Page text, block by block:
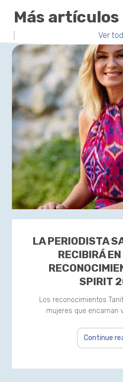
Más artículos
Ver
LA PERIODISTA
RECIBIRÁ
SPIRIT
Los reconocimientos
mujeres que encarnan
Continue